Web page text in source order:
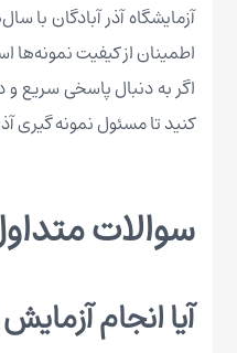
آزمایشگاه آذر آبادگان با
اطمینان از کیفیت نمونه‌ها استفاده می‌کند. پاسخگویی ۲۴ ساعته، امکان پیگیری نتایج
اگر به دنبال پاسخی سریع
کنید تا مسئول نمونه گیری
سوالات
آیا انجام